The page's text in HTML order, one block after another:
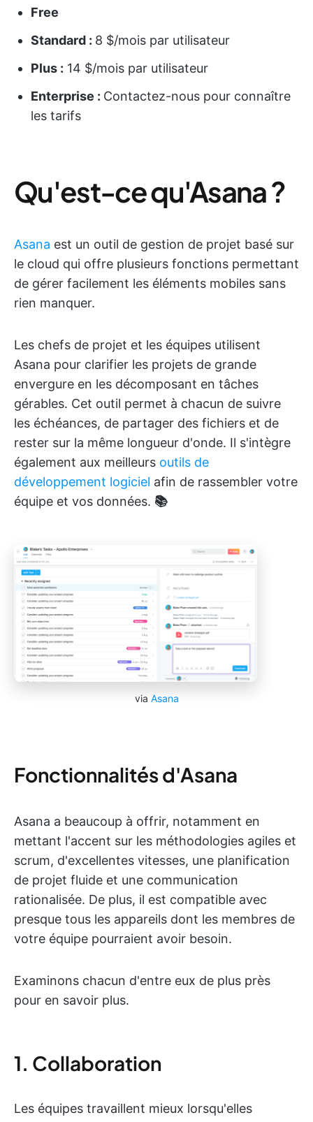
Free
Standard : 8 $/mois par utilisateur
Plus : 14 $/mois par utilisateur
Enterprise : Contactez-nous pour connaître
les tarifs
Qu'est-ce qu'Asana ?
Asana est un outil de gestion de projet basé sur
le cloud qui offre plusieurs fonctions permettant
de gérer facilement les éléments mobiles sans
rien manquer.
Les chefs de projet et les équipes utilisent
Asana pour clarifier les projets de grande
envergure en les décomposant en tâches
gérables. Cet outil permet à chacun de suivre
les échéances, de partager des fichiers et de
rester sur la même longueur d'onde. Il s'intègre
également aux meilleurs outils de
développement logiciel afin de rassembler votre
équipe et vos données. 📚
via Asana
Fonctionnalités d'Asana
Asana a beaucoup à offrir, notamment en
mettant l'accent sur les méthodologies agiles et
scrum, d'excellentes vitesses, une planification
de projet fluide et une communication
rationalisée. De plus, il est compatible avec
presque tous les appareils dont les membres de
votre équipe pourraient avoir besoin.
Examinons chacun d'entre eux de plus près
pour en savoir plus.
1. Collaboration
Les équipes travaillent mieux lorsqu'elles